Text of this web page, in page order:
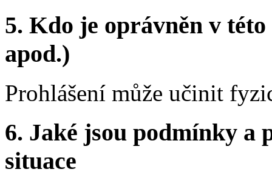
5. Kdo je oprávněn v
apod.)
Prohlášení může učinit
6. Jaké jsou podmínky a
situace